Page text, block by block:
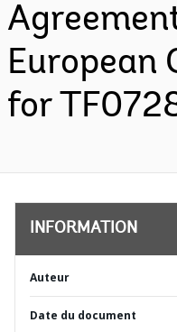
European
for
INFORMATION
Auteur
Date du document